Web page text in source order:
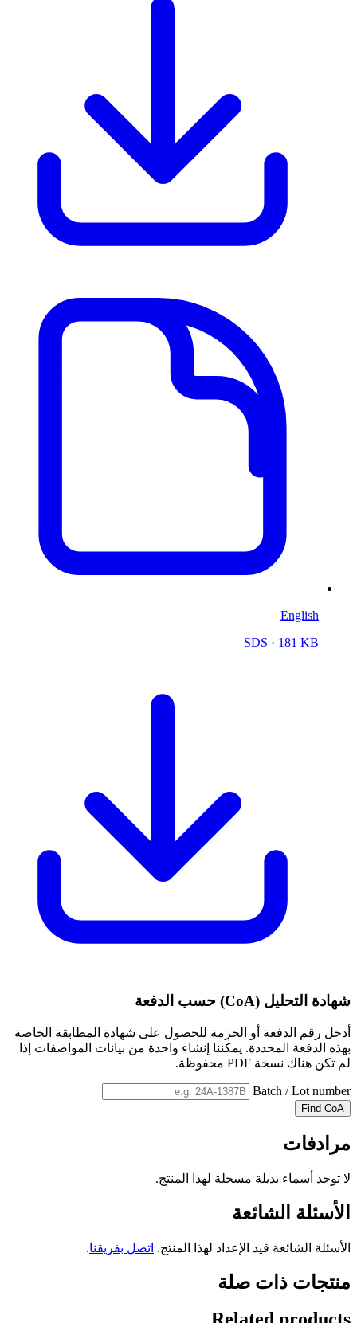
English
SDS · 181 KB
شهادة التحليل (CoA) حسب الدفعة
أدخل رقم الدفعة أو الحزمة للحصول على شهادة المطابقة الخاصة
بهذه الدفعة المحددة. يمكننا إنشاء واحدة من بيانات المواصفات إذا
لم تكن هناك نسخة PDF محفوظة.
Batch / Lot number
Find CoA
مرادفات
لا توجد أسماء بديلة مسجلة لهذا المنتج.
الأسئلة الشائعة
الأسئلة الشائعة قيد الإعداد لهذا المنتج. اتصل بفريقنا.
منتجات ذات صلة